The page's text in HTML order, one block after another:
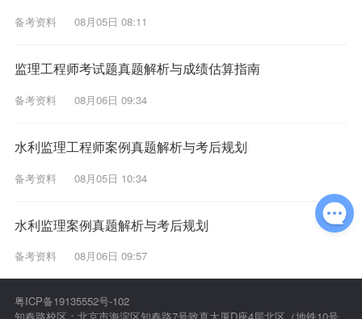
备考资料 08月05日 08:11
监理工程师考试题真题解析与成绩估算指南
备考资料 08月06日 09:34
水利监理工程师案例真题解析与考后规划
备考资料 08月05日 10:34
水利监理案例真题解析与考后规划
备考资料 08月06日 09:57
粤ICP备19135552号-102